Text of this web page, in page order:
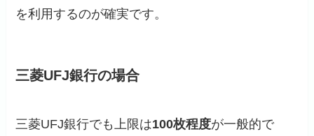
を利用するのが確実です。
三菱UFJ銀行の場合
三菱UFJ銀行でも上限は100枚程度が一般的で